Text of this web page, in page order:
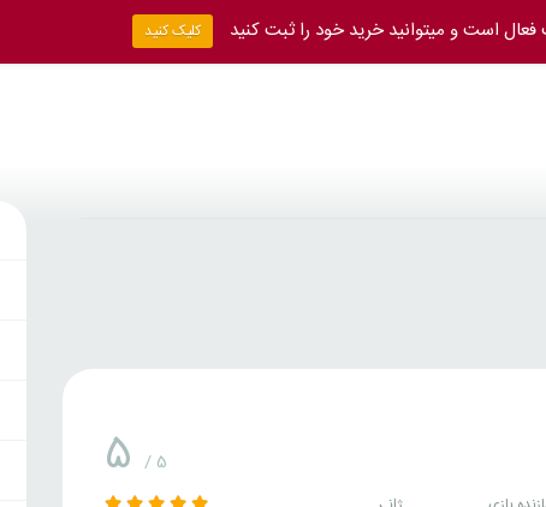
5 / 5
است و میتوانید خرید خود را ثبت کنید کلیک کنید